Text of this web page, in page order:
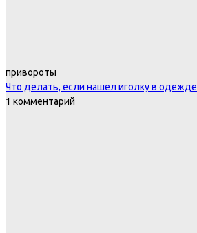
привороты
Что делать, если нашел иголку в одежде
1 комментарий